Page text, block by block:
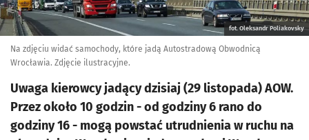
fot. Oleksandr Poliakovsky
Na zdjęciu widać samochody, które jadą Autostradową Obwodnicą
Wrocławia. Zdjęcie ilustracyjne.
Uwaga kierowcy jadący dzisiaj (29 listopada) AOW.
Przez około 10 godzin - od godziny 6 rano do
godziny 16 - mogą powstać utrudnienia w ruchu na